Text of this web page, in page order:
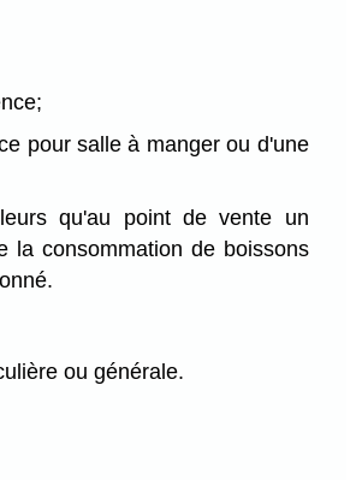
pour salle à manger ou d'une
qu'au point de vente un
la consommation de boissons
ou générale.